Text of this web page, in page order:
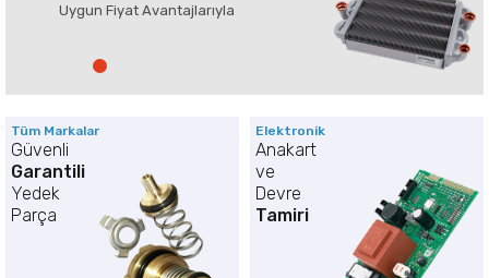
Uygun Fiyat Avantajlarıyla
Tüm Markalar
Güvenli
Garantili
Yedek
Parça
Elektronik
Anakart
ve
Devre
Tamiri